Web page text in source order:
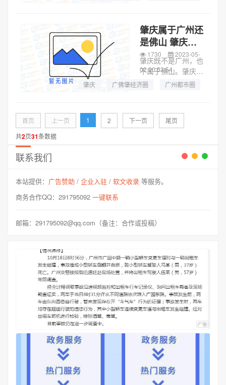
州两个地方，随后因
为一些历史因素，两
个地方合并称为广
州。到了近代国民
党...
肇庆属于广州还
是佛山 肇庆是
属于广州还是佛
山
肇庆既不是广州，也
不属于佛山。肇庆是
广东省辖地级市，是
经济带、“广佛肇经
济圈”的重要组成部
1730
2023-05-
02 20:53:54
肇庆
广佛肇经济圈 广州都市圈
首页 上一页 1 2 下一页
尾页
共2页31条数据
联系我们
本站提供： 广告赞助 / 企业入驻 / 软文收录 等服务。
商务合作QQ：291795092 一键联系
邮箱：291795092@qq.com（备注：合作或投稿）